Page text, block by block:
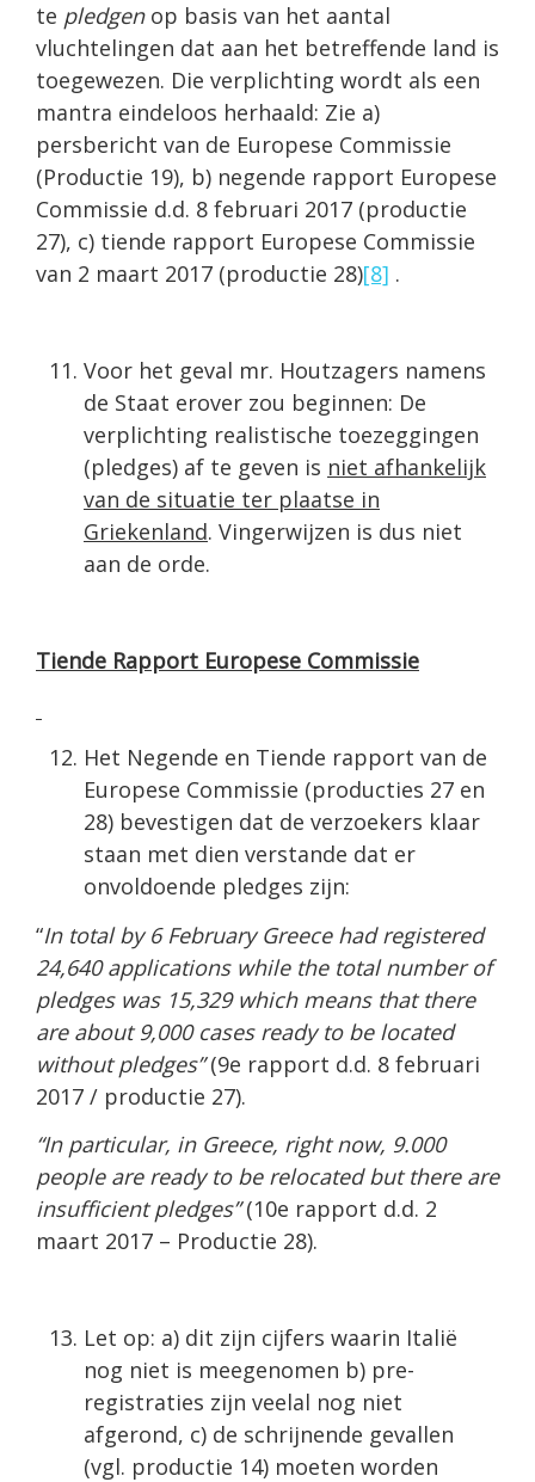
te pledgenop basis van het aantal
vluchtelingen dat aan het betreffende land is
toegewezen. Die verplichting wordt als een
mantra eindeloos herhaald: Zie a)
persbericht van de Europese Commissie
(Productie 19), b) negende rapport Europese
Commissie d.d. 8 februari 2017 (productie
27), c) tiende rapport Europese Commissie
van 2 maart 2017 (productie 28)[8] .
Voor het geval mr. Houtzagers namens
de Staat erover zou beginnen: De
verplichting realistische toezeggingen
(pledges) af te geven is niet afhankelijk
van de situatie ter plaatse in
Griekenland. Vingerwijzen is dus niet
aan de orde.
Tiende Rapport Europese Commissie
Het Negende en Tiende rapport van de
Europese Commissie (producties 27 en
28) bevestigen dat de verzoekers klaar
staan met dien verstande dat er
onvoldoende pledges zijn:
“In total by 6 February Greece had registered
24,640 applications while the total number of
pledges was 15,329 which means that there
are about 9,000 cases ready to be located
without pledges”(9e rapport d.d. 8 februari
2017 / productie 27).
“In particular, in Greece, right now, 9.000
people are ready to be relocated but there are
insufficient pledges”(10e rapport d.d. 2
maart 2017 – Productie 28).
Let op: a) dit zijn cijfers waarin Italië
nog niet is meegenomen b) pre-
registraties zijn veelal nog niet
afgerond, c) de schrijnende gevallen
(vgl. productie 14) moeten worden